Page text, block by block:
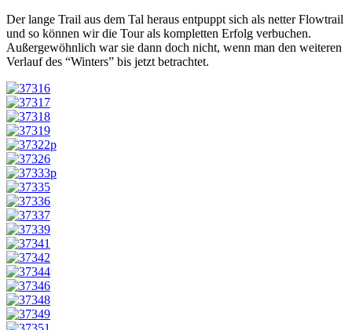
Der lange Trail aus dem Tal heraus entpuppt sich als netter Flowtrail
und so können wir die Tour als kompletten Erfolg verbuchen.
Außergewöhnlich war sie dann doch nicht, wenn man den weiteren
Verlauf des “Winters” bis jetzt betrachtet.